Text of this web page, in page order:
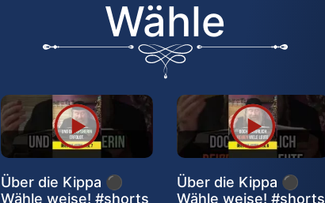
Wähle
Über die Kippa ⚫
Wähle weise! #shorts
Über die Kippa ⚫
Wähle weise! #shorts